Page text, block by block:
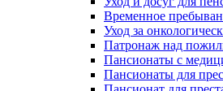
Временное
Уход за
Патронаж над
Пансионаты с
Пансионаты для